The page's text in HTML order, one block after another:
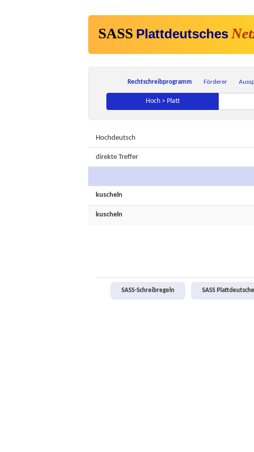
SASS Plattdeutsches
Rechtschreibprogramm Förderer
Hoch > Platt
Hochdeutsch
direkte Treffer
kuscheln
kuscheln
SASS-Schreibregeln SASS